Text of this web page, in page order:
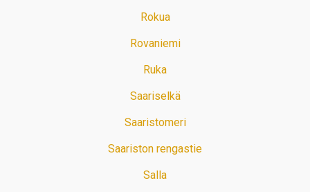
Rokua
Rovaniemi
Ruka
Saariselkä
Saaristomeri
Saariston rengastie
Salla